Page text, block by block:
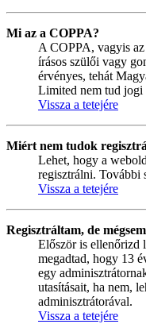
Mi az a COPPA?
A COPPA, vagyis
írásos szülői vagy
érvényes, tehát
Limited nem tud jogi
Vissza a tetejére
Miért nem tudok
Lehet, hogy a
regisztrálni. További
Vissza a tetejére
Regisztráltam, de
Először is ellenőrizd
megadtad, hogy 13
egy
utasításait, ha nem,
adminisztrátorával.
Vissza a tetejére